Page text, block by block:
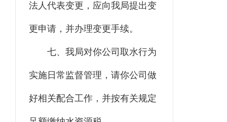
法人代表变更，应向我局提出变
更申请，并办理变更手续。
七、 我局对你公司 取水行为
实施日常监督管理 ， 请你公司 做
好相关配合工作，并按有关规定